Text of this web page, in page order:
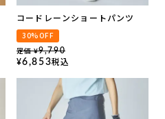
コードレーンショートパンツ
30%OFF
定価 ¥9,790
¥6,853税込